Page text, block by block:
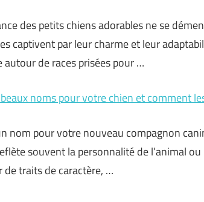
des petits chiens adorables ne se
captivent par leur charme et leur
autour de races prisées pour …
noms pour votre chien et comment
nom pour votre nouveau compagnon
souvent la personnalité de l’animal
de traits de caractère, …